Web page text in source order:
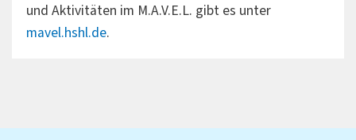
und Aktivitäten im M.A.V.E.L. gibt es unter
mavel.hshl.de.